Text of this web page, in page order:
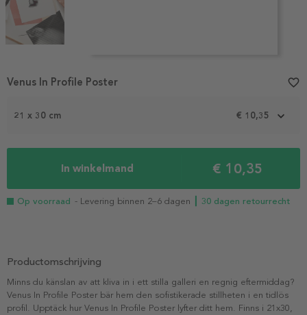
1
21 x 30 cm € 10,35
In winkelmand € 10,35
Op voorraad - Levering binnen 2–6 dagen ┃ 30 dagen retourrecht
Venus In Profile Poster favorite_border
Productomschrijving
Minns du känslan av att kliva in i ett stilla galleri en regnig eftermiddag?
Venus In Profile Poster bär hem den sofistikerade stillheten i en tidlös
profil. Upptäck hur Venus In Profile Poster lyfter ditt hem. Finns i 21x30,